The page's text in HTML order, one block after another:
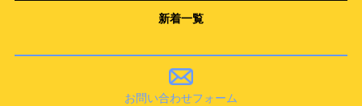
新着一覧
お問い合わせフォーム